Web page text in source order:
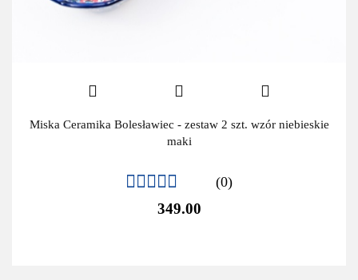
Miska Ceramika Bolesławiec - zestaw 2 szt. wzór niebieskie
maki
(0)
349.00